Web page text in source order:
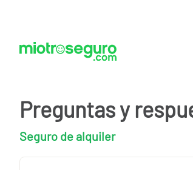
Preguntas y
Seguro de alquiler